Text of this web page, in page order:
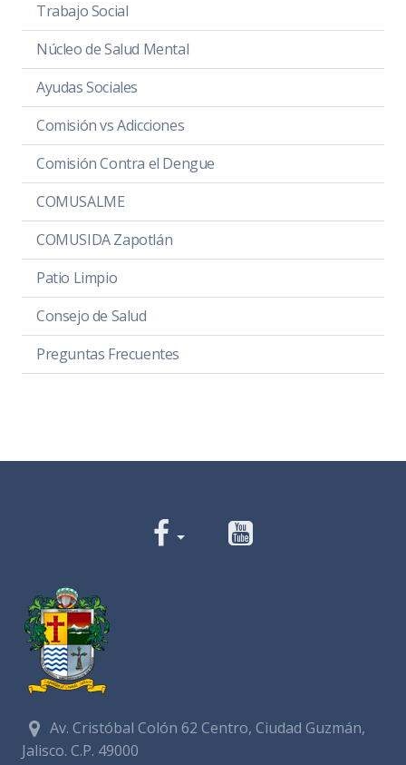
Trabajo Social
Núcleo de Salud Mental
Ayudas Sociales
Comisión vs Adicciones
Comisión Contra el Dengue
COMUSALME
COMUSIDA Zapotlán
Patio Limpio
Consejo de Salud
Preguntas Frecuentes
Av. Cristóbal Colón 62 Centro, Ciudad Guzmán,
Jalisco. C.P. 49000